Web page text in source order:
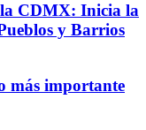
la CDMX: Inicia la
y Barrios
más importante